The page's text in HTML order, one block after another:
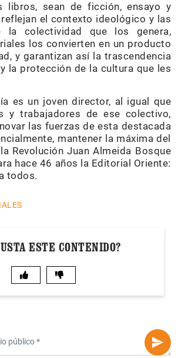
libros, sean de ficción, ensayo y
el contexto ideológico y las
la colectividad que los genera,
los convierten en un producto
y garantizan así la trascendencia
la protección de la cultura que les
es un joven director, al igual que
y trabajadores de ese colectivo,
las fuerzas de esta destacada
mantener la máxima del
Revolución Juan Almeida Bosque
hace 46 años la Editorial Oriente:
todos.
ESTE CONTENIDO?